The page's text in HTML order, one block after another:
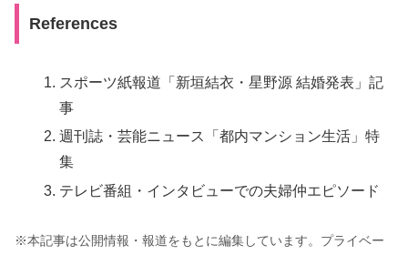
References
スポーツ紙報道「新垣結衣・星野源 結婚発表」記
事
週刊誌・芸能ニュース「都内マンション生活」特
集
テレビ番組・インタビューでの夫婦仲エピソード
※本記事は公開情報・報道をもとに編集しています。プライベー